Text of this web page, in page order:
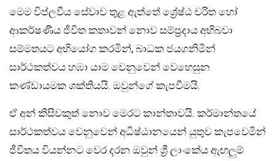
මෙම විප්ලවීය සේවාව තුළ ඇත්තේ ශ්‍රේෂ්ඨ චරිත හෝ
ආකර්ෂණීය ජීවිත කතාවන් නොව සම්ප්‍රදාය අභිබවා
සම්මතයට අභියෝග කරමින්, බාධක ජයගනිමින්
සාර්ථකත්වය හඹා යාම වෙනුවෙන් වෙහෙසුන
කණ්ඩායමක ශක්තියයි. ඔවුන්ගේ කැපවීමයි.
ඒ අන් කිසිවකුත් නොව මෙරට කාන්තාවයි. කර්මාන්තයේ
සාර්ථකත්වය වෙනුවෙන් අධිෂ්ඨානයෙන් යුතුව කැපවෙමින්
ජීවිතය වියන්නට වෙර දරන ඔවුන් ශ්‍රී ලාංකේය ඇඟලුම්